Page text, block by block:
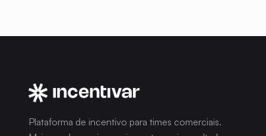
Plataforma de incentivo para times comerciais.